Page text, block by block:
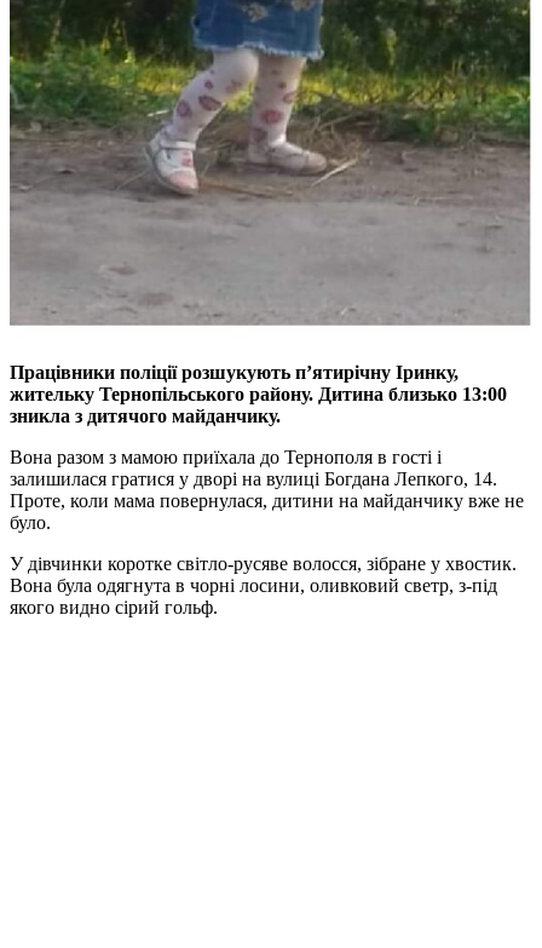
Працівники поліції розшукують п’ятирічну Іринку,
жительку Тернопільського району. Дитина близько 13:00
зникла з дитячого майданчику.
Вона разом з мамою приїхала до Тернополя в гості і
залишилася гратися у дворі на вулиці Богдана Лепкого, 14.
Проте, коли мама повернулася, дитини на майданчику вже не
було.
У дівчинки коротке світло-русяве волосся, зібране у хвостик.
Вона була одягнута в чорні лосини, оливковий светр, з-під
якого видно сірий гольф.